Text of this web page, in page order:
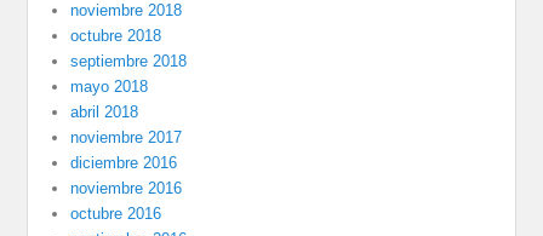
noviembre 2018
octubre 2018
septiembre 2018
mayo 2018
abril 2018
noviembre 2017
diciembre 2016
noviembre 2016
octubre 2016